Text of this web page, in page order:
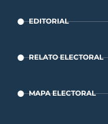
EDITORIAL
RELATO ELECTORAL
MAPA ELECTORAL